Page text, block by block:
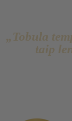
„Tobula
taip